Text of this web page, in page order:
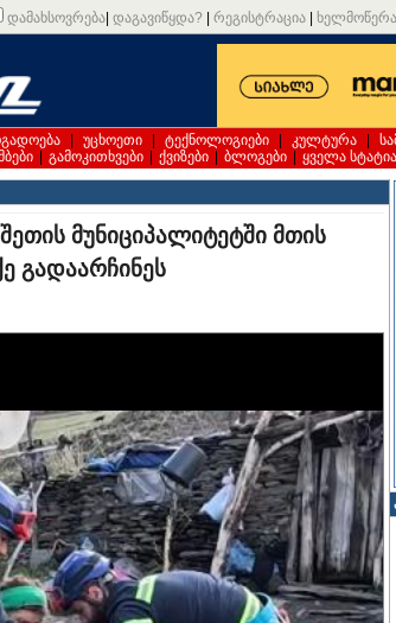
დამახსოვრება დაგავიწყდა? რეგისტრაცია ხელმოწერა
უცხოეთი ტექნოლოგიები კულტურა
გამოკითხვები ქვიზები ბლოგები ყველა სტატია
მუნიციპალიტეტში მთის
გადაარჩინეს